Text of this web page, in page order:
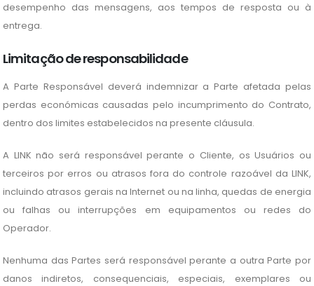
desempenho das mensagens, aos tempos de resposta ou à
entrega.
Limitação de responsabilidade
A Parte Responsável deverá indemnizar a Parte afetada pelas
perdas económicas causadas pelo incumprimento do Contrato,
dentro dos limites estabelecidos na presente cláusula.
A LINK não será responsável perante o Cliente, os Usuários ou
terceiros por erros ou atrasos fora do controle razoável da LINK,
incluindo atrasos gerais na Internet ou na linha, quedas de energia
ou falhas ou interrupções em equipamentos ou redes do
Operador.
Nenhuma das Partes será responsável perante a outra Parte por
danos indiretos, consequenciais, especiais, exemplares ou